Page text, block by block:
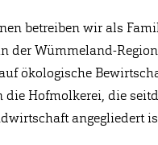
betreiben wir als
der Wümmeland-
ökologische
die Hofmolkerei, die
angegliedert